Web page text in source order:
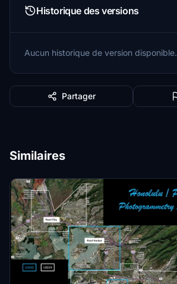
Historique des versions
Aucun historique de version disponible.
Partager
Similaires